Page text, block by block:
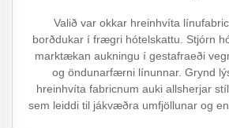
Valið var okkar hreinhvíta
borðdukar í frægri hótelskattu. Stjórn
marktækan aukningu í gestafraeði
og öndunarfærni línunnar. Grynd
hreinhvíta fabricnum auki allsherjar
sem leiddi til jákvæðra umfjöllunar og